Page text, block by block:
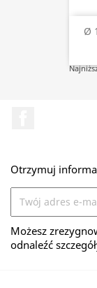
Ø
Otrzymuj
Możesz
odnaleźć